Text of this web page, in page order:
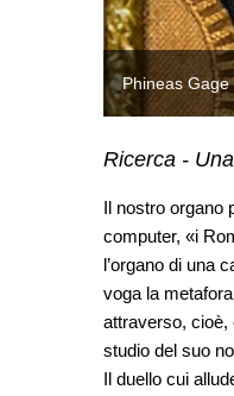
Phineas Gage
Ricerca -
Il nostro organo
computer, «i
l’organo di una
voga la
attraverso, cioè,
studio del suo
Il duello cui